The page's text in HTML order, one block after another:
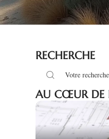
RECHERCHE
AU CŒUR DE